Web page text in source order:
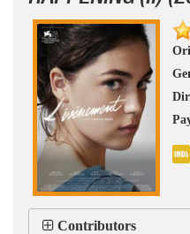
Contributors